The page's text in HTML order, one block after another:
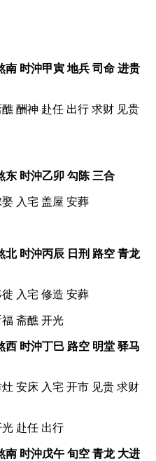
南 时沖甲寅 地兵 司命 进贵
神 赴任 出行 求财 见贵
东 时沖乙卯 勾陈 三合
宅 盖屋 安葬
北 时沖丙辰 日刑 路空 青龙
宅 修造 安葬
斋醮 开光
西 时沖丁巳 路空 明堂 驿马
床 入宅 开市 见贵 求财
赴任 出行
南 时沖戊午 旬空 青龙 大进